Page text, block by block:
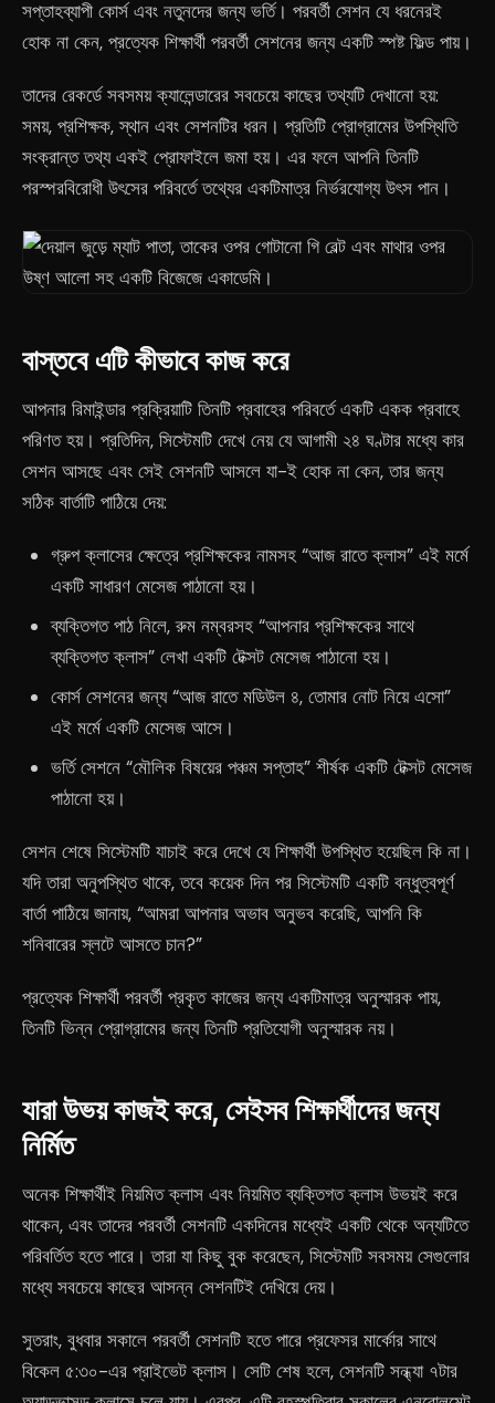
সপ্তাহব্যাপী কোর্স এবং নতুনদের জন্য ভর্তি। পরবর্তী সেশন যে ধরনেরই
হোক না কেন, প্রত্যেক শিক্ষার্থী পরবর্তী সেশনের জন্য একটি স্পষ্ট ফিল্ড পায়।
তাদের রেকর্ডে সবসময় ক্যালেন্ডারের সবচেয়ে কাছের তথ্যটি দেখানো হয়:
সময়, প্রশিক্ষক, স্থান এবং সেশনটির ধরন। প্রতিটি প্রোগ্রামের উপস্থিতি
সংক্রান্ত তথ্য একই প্রোফাইলে জমা হয়। এর ফলে আপনি তিনটি
পরস্পরবিরোধী উৎসের পরিবর্তে তথ্যের একটিমাত্র নির্ভরযোগ্য উৎস পান।
বাস্তবে এটি কীভাবে কাজ করে
আপনার রিমাইন্ডার প্রক্রিয়াটি তিনটি প্রবাহের পরিবর্তে একটি একক প্রবাহে
পরিণত হয়। প্রতিদিন, সিস্টেমটি দেখে নেয় যে আগামী ২৪ ঘণ্টার মধ্যে কার
সেশন আসছে এবং সেই সেশনটি আসলে যা-ই হোক না কেন, তার জন্য
সঠিক বার্তাটি পাঠিয়ে দেয়:
গ্রুপ ক্লাসের ক্ষেত্রে প্রশিক্ষকের নামসহ “আজ রাতে ক্লাস” এই মর্মে
একটি সাধারণ মেসেজ পাঠানো হয়।
ব্যক্তিগত পাঠ নিলে, রুম নম্বরসহ “আপনার প্রশিক্ষকের সাথে
ব্যক্তিগত ক্লাস” লেখা একটি টেক্সট মেসেজ পাঠানো হয়।
কোর্স সেশনের জন্য “আজ রাতে মডিউল ৪, তোমার নোট নিয়ে এসো”
এই মর্মে একটি মেসেজ আসে।
ভর্তি সেশনে “মৌলিক বিষয়ের পঞ্চম সপ্তাহ” শীর্ষক একটি টেক্সট মেসেজ
পাঠানো হয়।
সেশন শেষে সিস্টেমটি যাচাই করে দেখে যে শিক্ষার্থী উপস্থিত হয়েছিল কি না।
যদি তারা অনুপস্থিত থাকে, তবে কয়েক দিন পর সিস্টেমটি একটি বন্ধুত্বপূর্ণ
বার্তা পাঠিয়ে জানায়, “আমরা আপনার অভাব অনুভব করেছি, আপনি কি
শনিবারের স্লটে আসতে চান?”
প্রত্যেক শিক্ষার্থী পরবর্তী প্রকৃত কাজের জন্য একটিমাত্র অনুস্মারক পায়,
তিনটি ভিন্ন প্রোগ্রামের জন্য তিনটি প্রতিযোগী অনুস্মারক নয়।
যারা উভয় কাজই করে, সেইসব শিক্ষার্থীদের জন্য
নির্মিত
অনেক শিক্ষার্থীই নিয়মিত ক্লাস এবং নিয়মিত ব্যক্তিগত ক্লাস উভয়ই করে
থাকেন, এবং তাদের পরবর্তী সেশনটি একদিনের মধ্যেই একটি থেকে অন্যটিতে
পরিবর্তিত হতে পারে। তারা যা কিছু বুক করেছেন, সিস্টেমটি সবসময় সেগুলোর
মধ্যে সবচেয়ে কাছের আসন্ন সেশনটিই দেখিয়ে দেয়।
সুতরাং, বুধবার সকালে পরবর্তী সেশনটি হতে পারে প্রফেসর মার্কোর সাথে
বিকেল ৫:৩০-এর প্রাইভেট ক্লাস। সেটি শেষ হলে, সেশনটি সন্ধ্যা ৭টার